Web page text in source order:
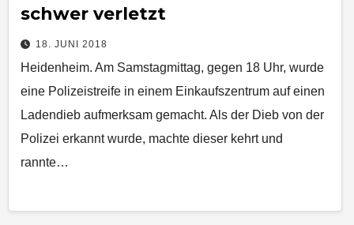
schwer verletzt
18. JUNI 2018
Heidenheim. Am Samstagmittag, gegen 18 Uhr, wurde
eine Polizeistreife in einem Einkaufszentrum auf einen
Ladendieb aufmerksam gemacht. Als der Dieb von der
Polizei erkannt wurde, machte dieser kehrt und
rannte…